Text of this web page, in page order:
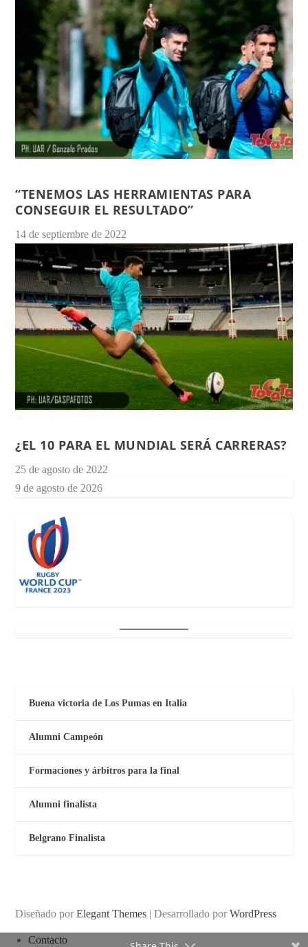
“TENEMOS LAS HERRAMIENTAS PARA
CONSEGUIR EL RESULTADO”
14 de septiembre de 2022
¿EL 10 PARA EL MUNDIAL SERÁ CARRERAS?
25 de agosto de 2022
9 de agosto de 2026
Buena victoria de Los Pumas en Italia
Alumni Campeón
Formaciones y árbitros para la final
Alumni finalista
Belgrano Finalista
Diseñado porElegant Themes | Desarrollado porWordPress
Contacto